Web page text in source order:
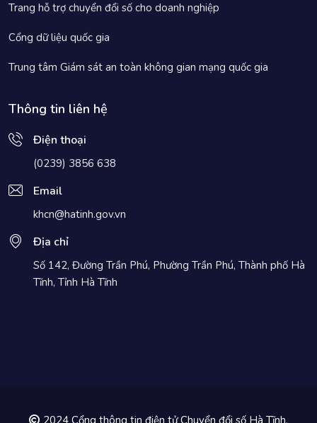
Trang hỗ trợ chuyển đổi số cho doanh nghiệp
Cổng dữ liệu quốc gia
Trung tâm Giám sát an toàn không gian mạng quốc gia
Thông tin liên hệ
Điện thoại
(0239) 3856 638
Email
khcn@hatinh.gov.vn
Địa chỉ
Số 142, Đường Trần Phú, Phường Trần Phú, Thành phố Hà
Tĩnh, Tỉnh Hà Tĩnh